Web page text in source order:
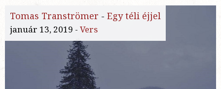
Tomas Tranströmer - Egy téli éjjel
január 13, 2019 - Vers